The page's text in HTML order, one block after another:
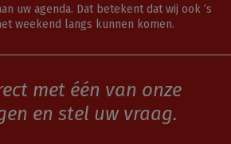
uw agenda. Dat betekent dat wij ook ’s
weekend langs kunnen komen.
met één van onze
en stel uw vraag.